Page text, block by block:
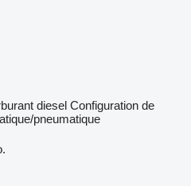
diesel Configuration de
pneumatique